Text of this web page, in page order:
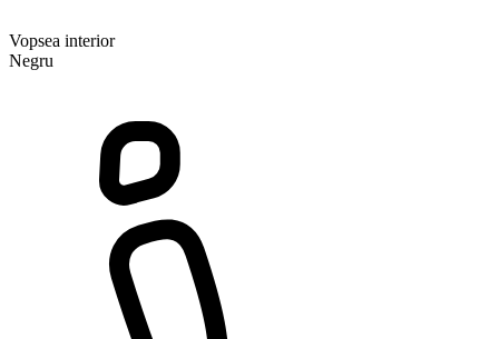
Vopsea interior
Negru